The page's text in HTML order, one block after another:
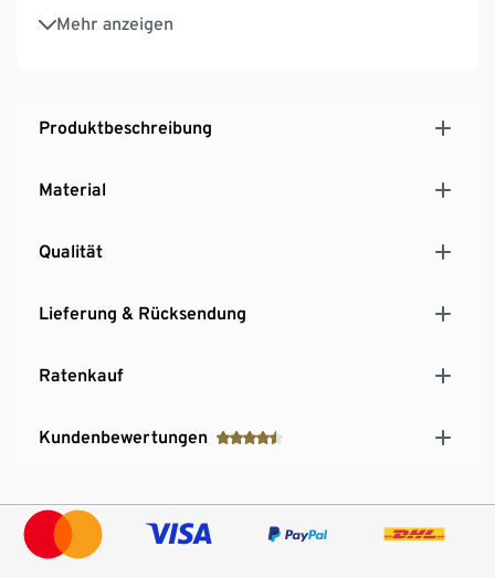
Mehr anzeigen
Temperatur kann mit Thermostat eingestellt
anstecken
Da es sich um ein Naturprodukt handelt, kann die
MADE IN GERMANY
Produktbeschreibung
Material
Qualität
Lieferung & Rücksendung
Ratenkauf
Kundenbewertungen